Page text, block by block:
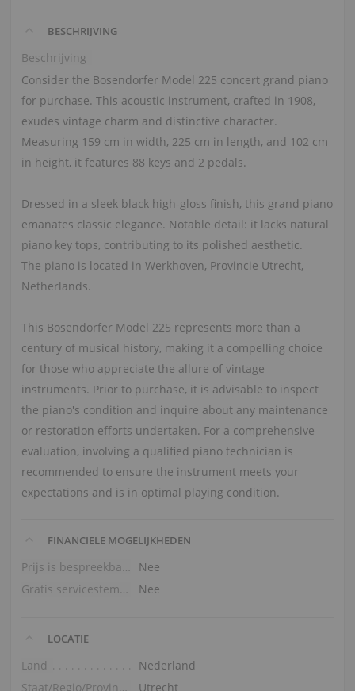
BESCHRIJVING
Beschrijving
Consider the Bosendorfer Model 225 concert grand piano
for purchase. This acoustic instrument, crafted in 1908,
exudes vintage charm and distinctive character.
Measuring 159 cm in width, 225 cm in length, and 102 cm
in height, it features 88 keys and 2 pedals.
Dressed in a sleek black high-gloss finish, this grand piano
emanates classic elegance. Notable detail: it lacks natural
piano key tops, contributing to its polished aesthetic.
The piano is located in Werkhoven, Provincie Utrecht,
Netherlands.
This Bosendorfer Model 225 represents more than a
century of musical history, making it a compelling choice
for those who appreciate the allure of vintage
instruments. Prior to purchase, it is advisable to inspect
the piano's condition and inquire about any maintenance
or restoration efforts undertaken. For a comprehensive
evaluation, involving a qualified piano technician is
recommended to ensure the instrument meets your
expectations and is in optimal playing condition.
FINANCIËLE MOGELIJKHEDEN
Prijs is bespreekbaar
Nee
Gratis servicestemming
Nee
LOCATIE
Land
Nederland
Staat/Regio/Provincie
Utrecht